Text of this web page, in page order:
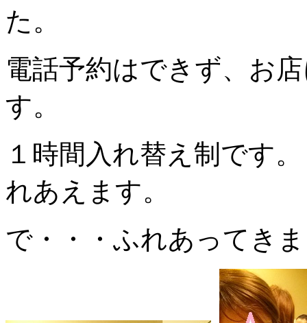
た。
電話予約はできず、お
す。
１時間入れ替え制です
れあえます。
で・・・ふれあってき